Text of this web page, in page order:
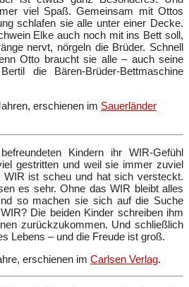
viel Spaß. Gemeinsam mit Ottos
schlafen sie alle unter einer Decke.
Elke auch noch mit ins Bett soll,
nervt, nörgeln die Brüder. Schnell
Otto braucht sie alle – auch seine
die Bären-Brüder-Bettmaschine
erschienen im Sauerländer
Kindern ihr WIR-Gefühl
gestritten und weil sie immer zuviel
WIR ist scheu und hat sich versteckt.
es sehr. Ohne das WIR bleibt alles
so machen sie sich auf die Suche
Die beiden Kinder schreiben ihm
zurückzukommen. Und schließlich
Lebens – und die Freude ist groß.
erschienen im Carlsen Verlag.